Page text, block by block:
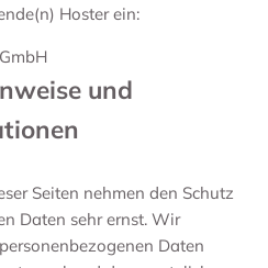
Hoster ein:
und
Seiten nehmen den Schutz
Daten sehr ernst. Wir
Daten